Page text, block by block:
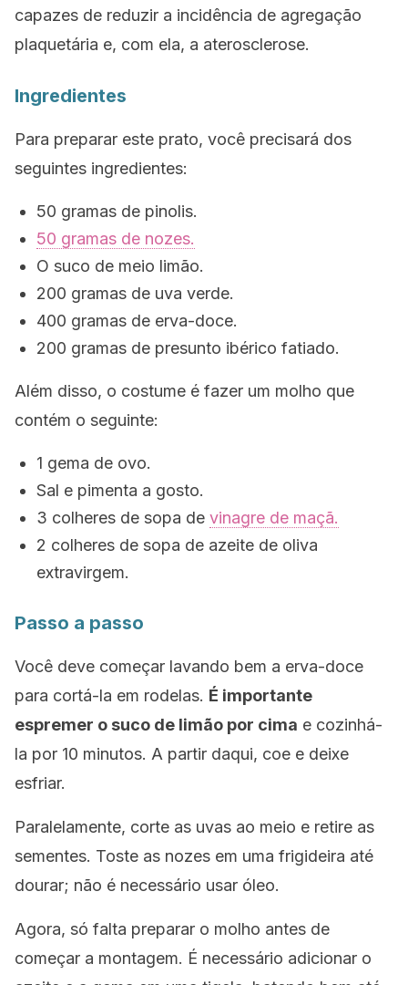
capazes de reduzir a incidência de agregação
plaquetária e, com ela, a aterosclerose.
Ingredientes
Para preparar este prato, você precisará dos
seguintes ingredientes:
50 gramas de pinolis.
50 gramas de nozes.
O suco de meio limão.
200 gramas de uva verde.
400 gramas de erva-doce.
200 gramas de presunto ibérico fatiado.
Além disso, o costume é fazer um molho que
contém o seguinte:
1 gema de ovo.
Sal e pimenta a gosto.
3 colheres de sopa de vinagre de maçã.
2 colheres de sopa de azeite de oliva
extravirgem.
Passo a passo
Você deve começar lavando bem a erva-doce
para cortá-la em rodelas. É importante
espremer o suco de limão por cima e cozinhá-
la por 10 minutos. A partir daqui, coe e deixe
esfriar.
Paralelamente, corte as uvas ao meio e retire as
sementes. Toste as nozes em uma frigideira até
dourar; não é necessário usar óleo.
Agora, só falta preparar o molho antes de
começar a montagem. É necessário adicionar o